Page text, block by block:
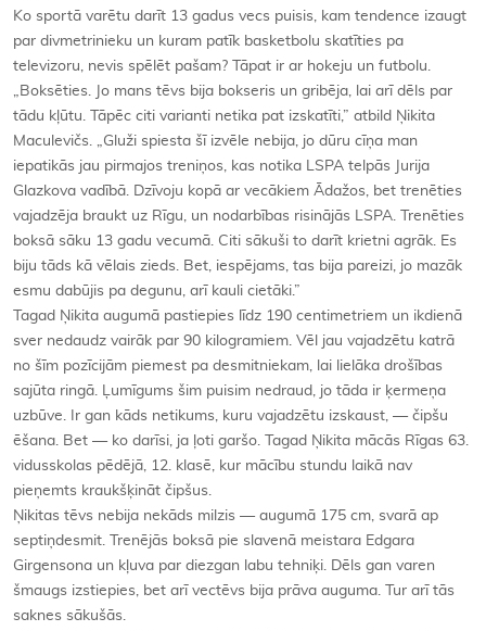
Ko sportā varētu darīt 13 gadus vecs puisis, kam tendence izaugt
par divmetrinieku un kuram patīk basketbolu skatīties pa
televizoru, nevis spēlēt pašam? Tāpat ir ar hokeju un futbolu.
„Boksēties. Jo mans tēvs bija bokseris un gribēja, lai arī dēls par
tādu kļūtu. Tāpēc citi varianti netika pat izskatīti,” atbild Ņikita
Maculevičs. „Gluži spiesta šī izvēle nebija, jo dūru cīņa man
iepatikās jau pirmajos treniņos, kas notika LSPA telpās Jurija
Glazkova vadībā. Dzīvoju kopā ar vecākiem Ādažos, bet trenēties
vajadzēja braukt uz Rīgu, un nodarbības risinājās LSPA. Trenēties
boksā sāku 13 gadu vecumā. Citi sākuši to darīt krietni agrāk. Es
biju tāds kā vēlais zieds. Bet, iespējams, tas bija pareizi, jo mazāk
esmu dabūjis pa degunu, arī kauli cietāki.”
Tagad Ņikita augumā pastiepies līdz 190 centimetriem un ikdienā
sver nedaudz vairāk par 90 kilogramiem. Vēl jau vajadzētu katrā
no šīm pozīcijām piemest pa desmitniekam, lai lielāka drošības
sajūta ringā. Ļumīgums šim puisim nedraud, jo tāda ir ķermeņa
uzbūve. Ir gan kāds netikums, kuru vajadzētu izskaust, — čipšu
ēšana. Bet — ko darīsi, ja ļoti garšo. Tagad Ņikita mācās Rīgas 63.
vidusskolas pēdējā, 12. klasē, kur mācību stundu laikā nav
pieņemts kraukšķināt čipšus.
Ņikitas tēvs nebija nekāds milzis — augumā 175 cm, svarā ap
septiņdesmit. Trenējās boksā pie slavenā meistara Edgara
Girgensona un kļuva par diezgan labu tehniķi. Dēls gan varen
šmaugs izstiepies, bet arī vectēvs bija prāva auguma. Tur arī tās
saknes sākušās.